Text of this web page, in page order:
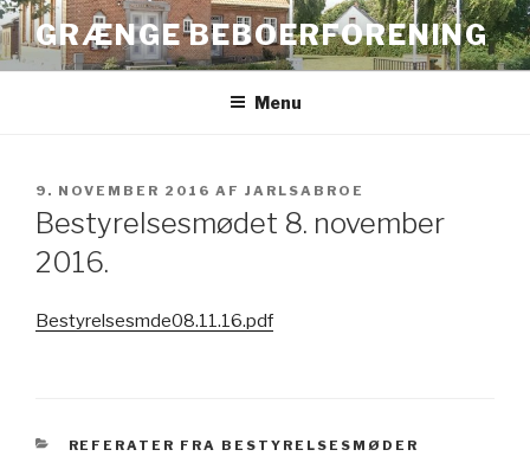
Videre
til
indhold
GRÆNGE BEBOERFORENING
Menu
UDGIVET
DEN
9. NOVEMBER 2016 AF JARLSABROE
Bestyrelsesmødet 8. november
2016.
Bestyrelsesmde08.11.16.pdf
KATEGORIER
REFERATER FRA BESTYRELSESMØDER